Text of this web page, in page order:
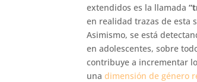
extendidos es la llamada
en realidad trazas de esta
Asimismo, se está
en adolescentes, sobre
contribuye a incrementar
unadimensión de género